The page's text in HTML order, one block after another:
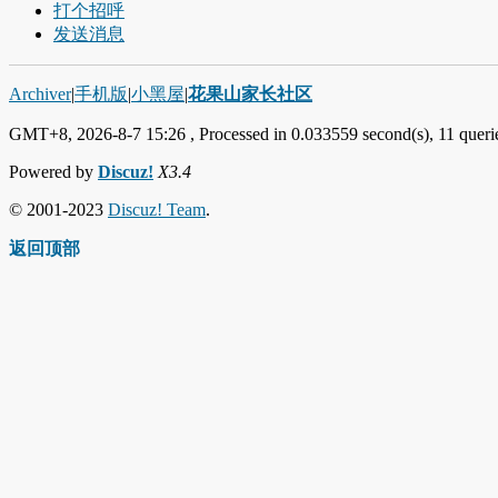
打个招呼
发送消息
Archiver|手机版|小黑屋|花果山家长社区
GMT+8, 2026-8-7 15:26 , Processed in 0.033559 second(s), 11
Powered by Discuz! X3.4
© 2001-2023 Discuz! Team.
返回顶部